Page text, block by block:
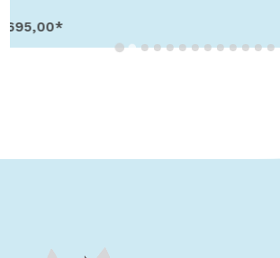
€ 5.995,00*